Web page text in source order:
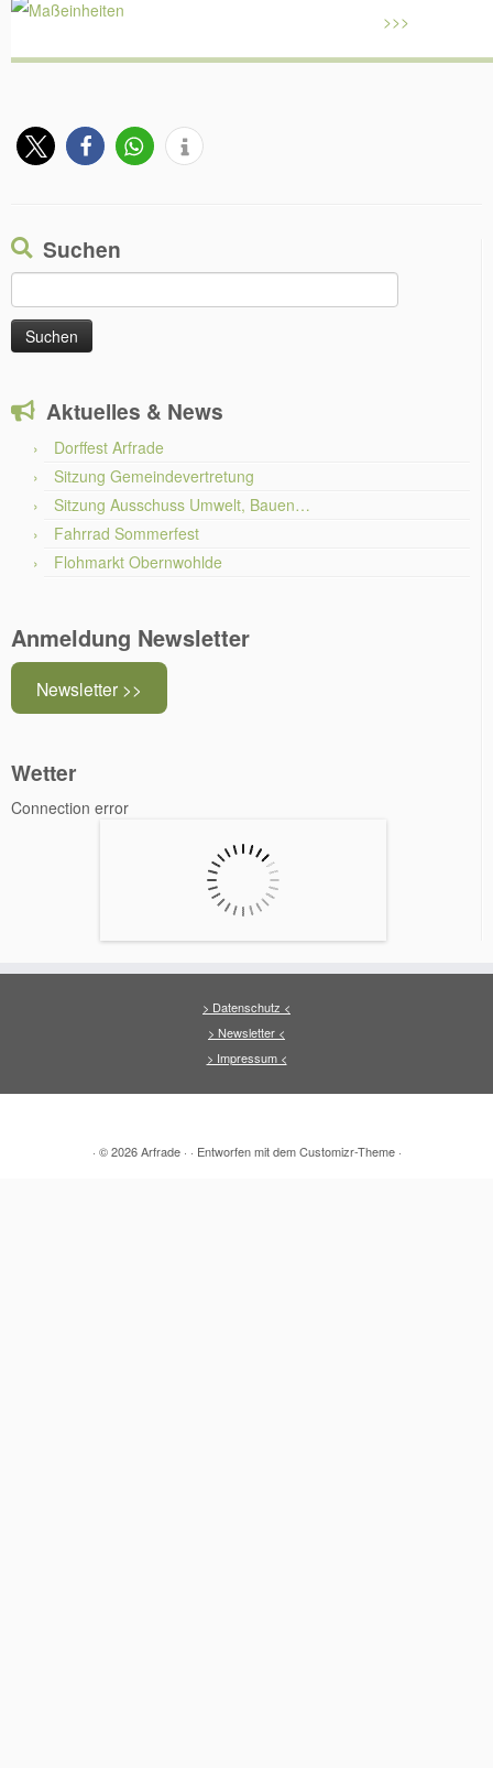
Suchen
nach:
Aktuelles & News
Dorffest Arfrade
Sitzung Gemeindevertretung
Sitzung Ausschuss Umwelt, Bauen…
Fahrrad Sommerfest
Flohmarkt Obernwohlde
Anmeldung Newsletter
Newsletter >>
Wetter
Connection error
> Datenschutz <
> Newsletter <
> Impressum <
· © 2026 Arfrade· · Entworfen mit demCustomizr-Theme·